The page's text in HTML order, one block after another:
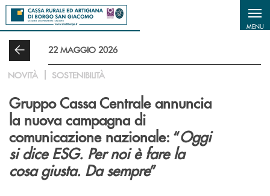
Salta al contenuto principale
MENU
22 MAGGIO 2026
NOVITÀ SOSTENIBILITÀ
Gruppo Cassa Centrale annuncia
la nuova campagna di
comunicazione nazionale: “Oggi
si dice ESG. Per noi è fare la
cosa giusta. Da sempre”